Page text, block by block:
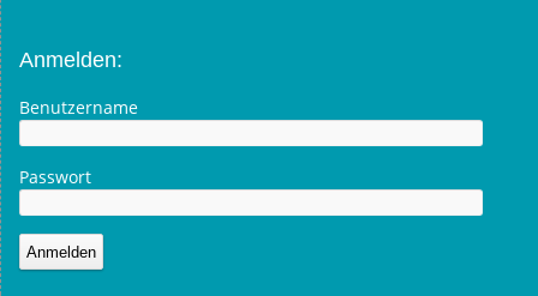
Anmelden:
Benutzername
Passwort